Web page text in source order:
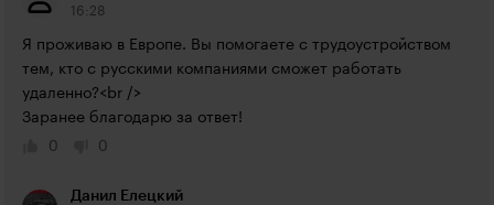
16:28
Я проживаю в Европе. Вы помогаете с трудоустройством
тем, кто с русскими компаниями сможет работать
удаленно?<br />
Заранее благодарю за ответ!
0
0
Данил Елецкий